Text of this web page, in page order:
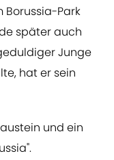
Borussia-Park
später auch
Junge
hat er sein
und ein